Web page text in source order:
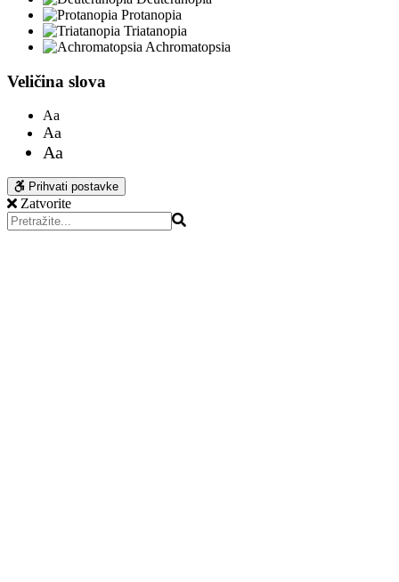
Protanopia
Triatanopia
Achromatopsia
Veličina slova
Aa
Aa
Aa
Prihvati postavke
Zatvorite